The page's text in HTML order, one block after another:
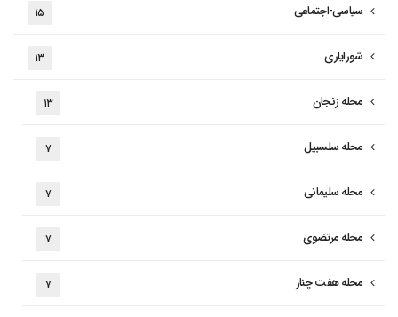
سیاسی-اجتماعی ۱۵
شورایاری ۱۳
محله زنجان ۱۳
محله سلسبیل ۷
محله سلیمانی ۷
محله مرتضوی ۷
محله هفت چنار ۷